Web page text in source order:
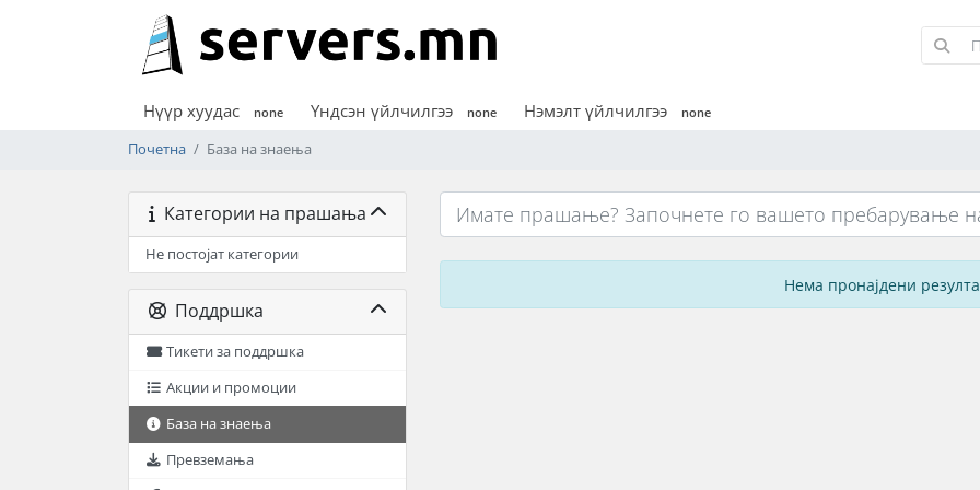
Нүүр хуудас none Үндсэн үйлчилгээ none Нэмэлт үйлчилгээ none
Почетна База на знаења
Категории на прашања
Не постојат категории
Поддршка
Тикети за поддршка
Акции и промоции
База на знаења
Превземања
Нема пронајдени